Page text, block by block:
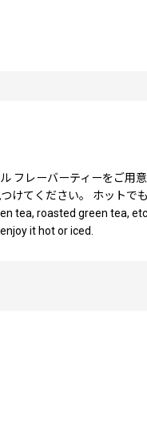
フレーバーティーをご用
けてください。 ホットで
tea, roasted green tea,
it hot or iced.